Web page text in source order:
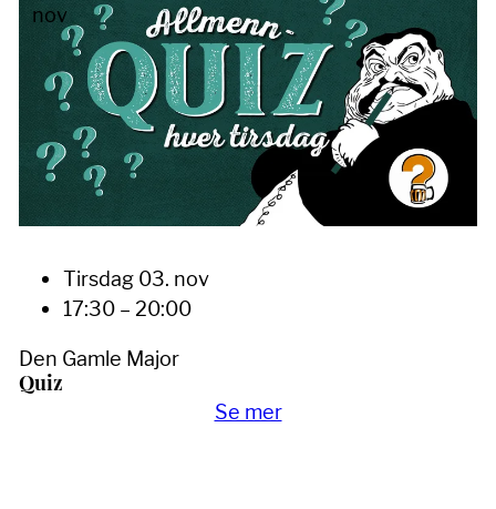
nov
Tirsdag 03. nov
17:30 – 20:00
Den Gamle Major
Quiz
Se mer